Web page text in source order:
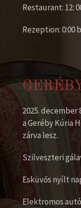
Restaurant: 12:
Rezeption: 0:00
2025.
a Geréby Kúria
zárva lesz.
Szilveszteri
Esküvős nyílt
Elektromos